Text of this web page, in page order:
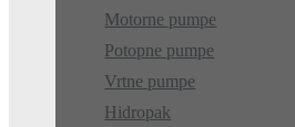
Motorne pumpe
Potopne pumpe
Vrtne pumpe
Hidropak